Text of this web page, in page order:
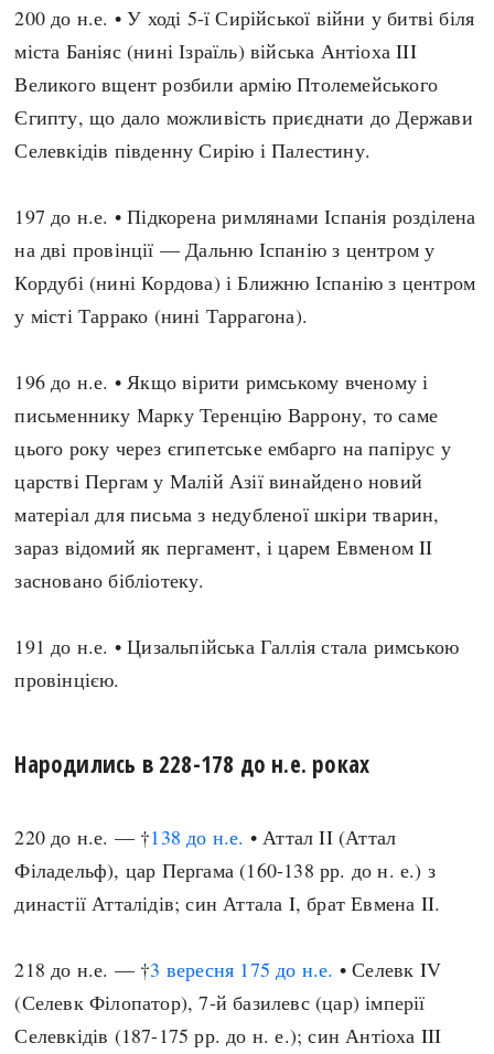
200 до н.е. • У ході 5-ї Сирійської війни у битві біля
міста Баніяс (нині Ізраїль) війська Антіоха III
Великого вщент розбили армію Птолемейського
Єгипту, що дало можливість приєднати до Держави
Селевкідів південну Сирію і Палестину.
197 до н.е. • Підкорена римлянами Іспанія розділена
на дві провінції — Дальню Іспанію з центром у
Кордубі (нині Кордова) і Ближню Іспанію з центром
у місті Таррако (нині Таррагона).
196 до н.е. • Якщо вірити римському вченому і
письменнику Марку Теренцію Варрону, то саме
цього року через єгипетське ембарго на папірус у
царстві Пергам у Малій Азії винайдено новий
матеріал для письма з недубленої шкіри тварин,
зараз відомий як пергамент, і царем Евменом II
засновано бібліотеку.
191 до н.е. • Цизальпійська Галлія стала римською
провінцією.
Народились в 228-178 до н.е. роках
220 до н.е. — †138 до н.е. • Аттал II (Аттал
Філадельф), цар Пергама (160-138 рр. до н. е.) з
династії Атталідів; син Аттала I, брат Евмена II.
218 до н.е. — †3 вересня 175 до н.е. • Селевк IV
(Селевк Філопатор), 7-й базилевс (цар) імперії
Селевкідів (187-175 рр. до н. е.); син Антіоха III